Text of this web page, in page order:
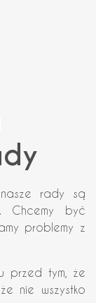
rady są
Chcemy być
problemy z
przed tym, że
nie wszystko